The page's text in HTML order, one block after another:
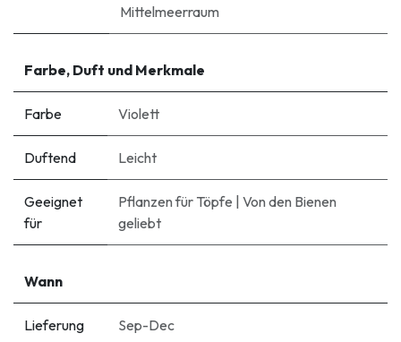
Mittelmeerraum
Farbe, Duft und Merkmale
Farbe Violett
Duftend Leicht
Geeignet
für
Pflanzen für Töpfe | Von den Bienen
geliebt
Wann
Lieferung Sep-Dec